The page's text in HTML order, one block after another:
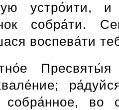
устро́ити,
собра́ти.
воспева́ти
во